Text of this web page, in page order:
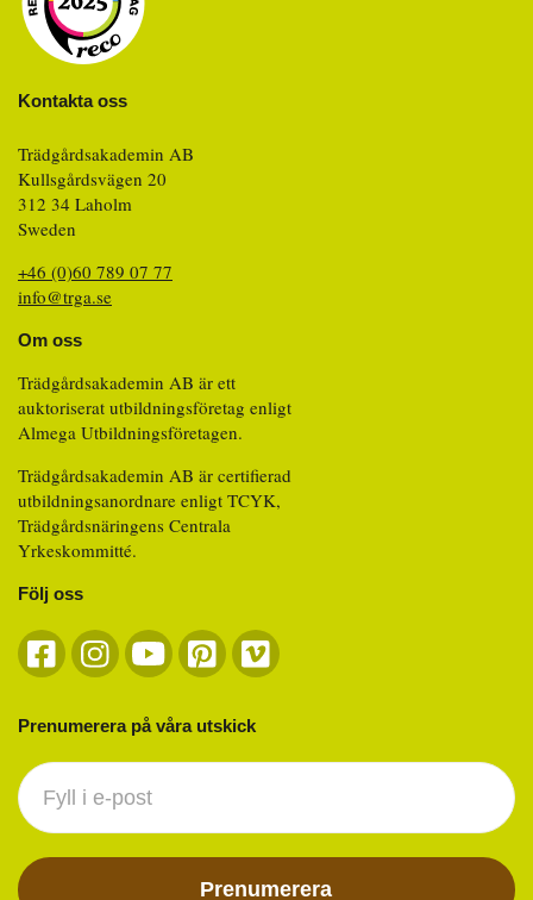
Om oss
Trädgårdsakademin AB är ett
auktoriserat utbildningsföretag enligt
Almega Utbildningsföretagen.
Trädgårdsakademin AB är certifierad
utbildningsanordnare enligt TCYK,
Trädgårdsnäringens Centrala
Yrkeskommitté.
Kontakta oss
Trädgårdsakademin AB
Kullsgårdsvägen 20
312 34 Laholm
Sweden
+46 (0)60 789 07 77
info@trga.se
Följ oss
Prenumerera på våra utskick
Nyhetsbrev
footer
Prenumerera